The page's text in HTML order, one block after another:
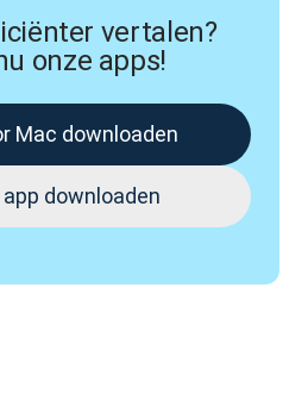
vertalen?
onze apps!
Mac downloaden
downloaden